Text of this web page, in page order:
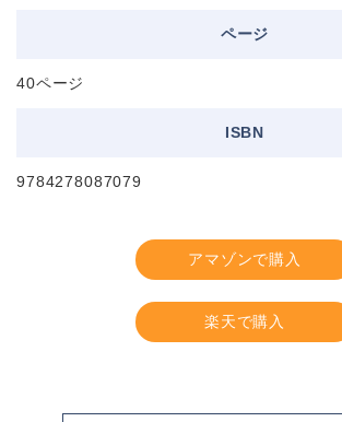
ページ
40ページ
ISBN
9784278087079
アマゾンで購入
楽天で購入